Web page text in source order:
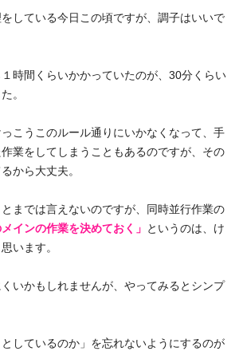
している今日この頃ですが、調子はいいで
時間くらいかかっていたのが、30分くらい
。
こうこのルール通りにいかなくなって、手
業をしてしまうこともあるのですが、その
から大丈夫。
までは言えないのですが、同時並行作業の
メインの作業を決めておく」 というのは、け
います。
いかもしれませんが、やってみるとシンプ
としているのか」を忘れないようにするのが